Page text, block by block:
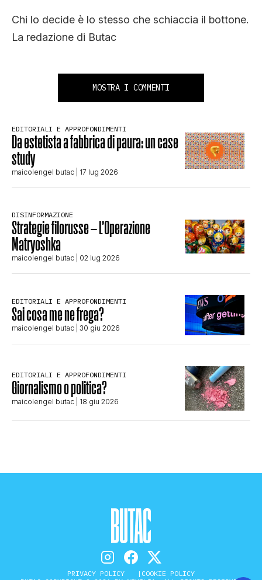
Chi lo decide è lo stesso che schiaccia il bottone.
La redazione di Butac
MOSTRA I COMMENTI
EDITORIALI E APPROFONDIMENTI
Da estetista a fabbrica di paura: un case
study
maicolengel butac | 17 lug 2026
DISINFORMAZIONE
Strategie filorusse – L’Operazione
Matryoshka
maicolengel butac | 02 lug 2026
EDITORIALI E APPROFONDIMENTI
Sai cosa me ne frega?
maicolengel butac | 30 giu 2026
EDITORIALI E APPROFONDIMENTI
Giornalismo o politica?
maicolengel butac | 18 giu 2026
PRIVACY POLICY COOKIE POLICY